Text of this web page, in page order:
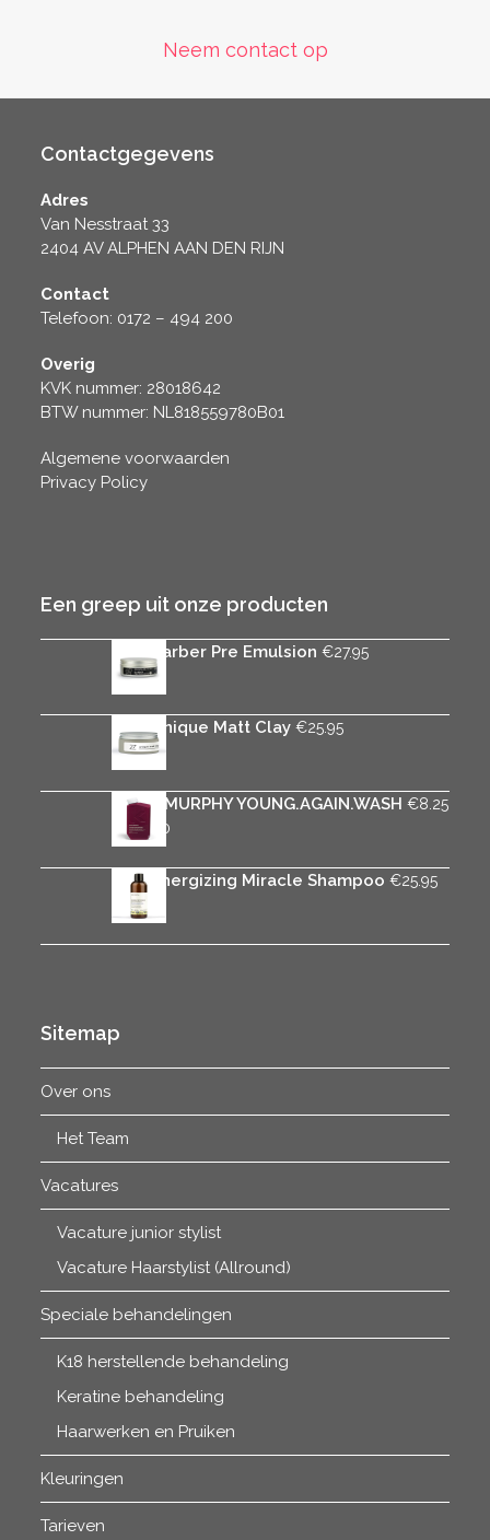
Neem contact op
Contactgegevens
Adres
Van Nesstraat 33
2404 AV ALPHEN AAN DEN RIJN
Contact
Telefoon: 0172 – 494 200
Overig
KVK nummer: 28018642
BTW nummer: NL818559780B01
Algemene voorwaarden
Privacy Policy
Een greep uit onze producten
Rica Barber Pre Emulsion €27.95
Rica Unique Matt Clay €25.95
KEVIN.MURPHY YOUNG.AGAIN.WASH €8.25
€37.50
tot
Rica Energizing Miracle Shampoo €25.95
Sitemap
Over ons
Het Team
Vacatures
Vacature junior stylist
Vacature Haarstylist (Allround)
Speciale behandelingen
K18 herstellende behandeling
Keratine behandeling
Haarwerken en Pruiken
Kleuringen
Tarieven